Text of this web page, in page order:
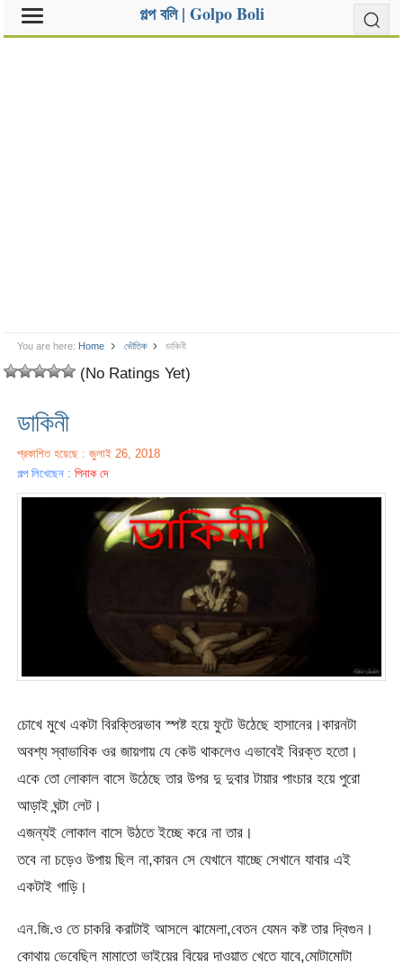
গল্প বলি | Golpo Boli
You are here: Home ভৌতিক ডাকিনী
(No Ratings Yet)
ডাকিনী
প্রকাশিত হয়েছে : জুলাই 26, 2018
গল্প লিখেছেন :পিনাক দে
চোখে মুখে একটা বিরক্তিরভাব স্পষ্ট হয়ে ফুটে উঠেছে হাসানের।কারনটা
অবশ্য স্বাভাবিক ওর জায়গায় যে কেউ থাকলেও এভাবেই বিরক্ত হতো।
একে তো লোকাল বাসে উঠেছে তার উপর দু দুবার টায়ার পাংচার হয়ে পুরো
আড়াই ঘন্টা লেট।
এজন্যই লোকাল বাসে উঠতে ইচ্ছে করে না তার।
তবে না চড়েও উপায় ছিল না,কারন সে যেখানে যাচ্ছে সেখানে যাবার এই
একটাই গাড়ি।
এন.জি.ও তে চাকরি করাটাই আসলে ঝামেলা,বেতন যেমন কষ্ট তার দ্বিগুন।
কোথায় ভেবেছিল মামাতো ভাইয়ের বিয়ের দাওয়াত খেতে যাবে,মোটামোটা